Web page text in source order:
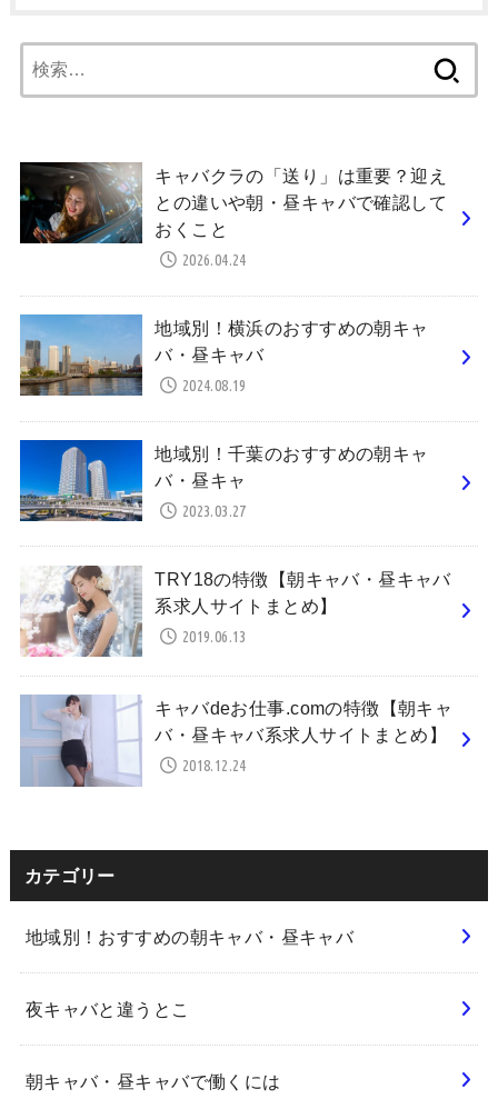
索:
キャバクラの「送り」は重要？迎え
との違いや朝・昼キャバで確認して
おくこと
2026.04.24
地域別！横浜のおすすめの朝キャ
バ・昼キャバ
2024.08.19
地域別！千葉のおすすめの朝キャ
バ・昼キャ
2023.03.27
TRY18の特徴【朝キャバ・昼キャバ
系求人サイトまとめ】
2019.06.13
キャバdeお仕事.comの特徴【朝キャ
バ・昼キャバ系求人サイトまとめ】
2018.12.24
カテゴリー
地域別！おすすめの朝キャバ・昼キャバ
夜キャバと違うとこ
朝キャバ・昼キャバで働くには